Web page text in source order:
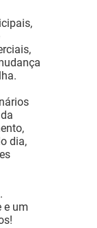
dia,
e um